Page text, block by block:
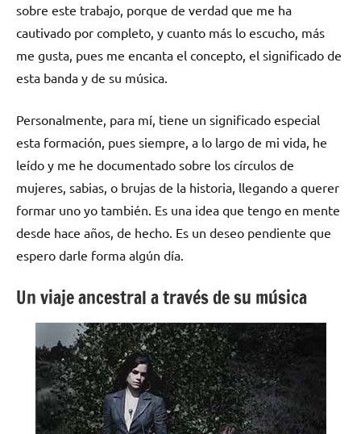
sobre este trabajo, porque de verdad que me ha
cautivado por completo, y cuanto más lo escucho, más
me gusta, pues me encanta el concepto, el significado de
esta banda y de su música.
Personalmente, para mí, tiene un significado especial
esta formación, pues siempre, a lo largo de mi vida, he
leído y me he documentado sobre los círculos de
mujeres, sabias, o brujas de la historia, llegando a querer
formar uno yo también. Es una idea que tengo en mente
desde hace años, de hecho. Es un deseo pendiente que
espero darle forma algún día.
Un viaje ancestral a través de su música